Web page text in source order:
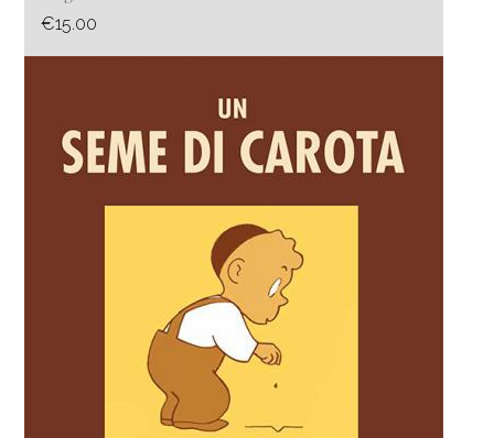
€15.00